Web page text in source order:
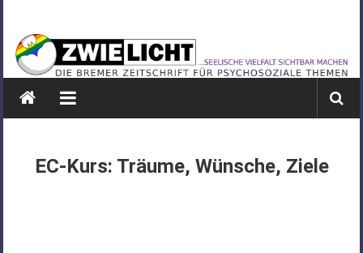
springen
ZWIELICHT
BREMEN
DIE
PSYCHOSOZIALE
EC-Kurs: Träume, Wünsche, Ziele